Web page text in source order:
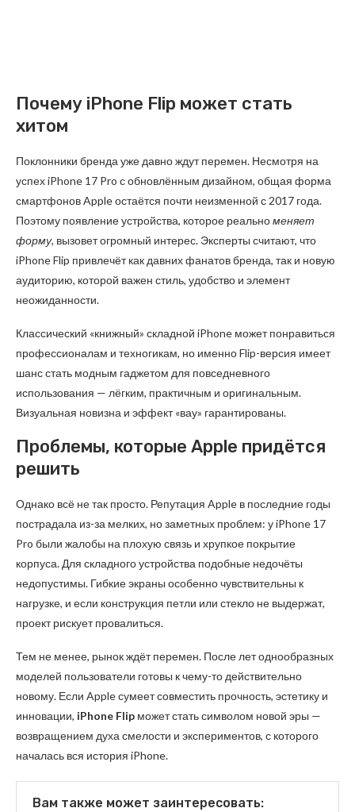
Почему iPhone Flip может стать
хитом
Поклонники бренда уже давно ждут перемен. Несмотря на
успех iPhone 17 Pro с обновлённым дизайном, общая форма
смартфонов Apple остаётся почти неизменной с 2017 года.
Поэтому появление устройства, которое реальноменяет
форму, вызовет огромный интерес. Эксперты считают, что
iPhone Flip привлечёт как давних фанатов бренда, так и новую
аудиторию, которой важен стиль, удобство и элемент
неожиданности.
Классический «книжный» складной iPhone может понравиться
профессионалам и техногикам, но именно Flip-версия имеет
шанс стать модным гаджетом для повседневного
использования — лёгким, практичным и оригинальным.
Визуальная новизна и эффект «вау» гарантированы.
Проблемы, которые Apple придётся
решить
Однако всё не так просто. Репутация Apple в последние годы
пострадала из-за мелких, но заметных проблем: у iPhone 17
Pro были жалобы на плохую связь и хрупкое покрытие
корпуса. Для складного устройства подобные недочёты
недопустимы. Гибкие экраны особенно чувствительны к
нагрузке, и если конструкция петли или стекло не выдержат,
проект рискует провалиться.
Тем не менее, рынок ждёт перемен. После лет однообразных
моделей пользователи готовы к чему-то действительно
новому. Если Apple сумеет совместить прочность, эстетику и
инновации, iPhone Flip может стать символом новой эры —
возвращением духа смелости и экспериментов, с которого
началась вся история iPhone.
Вам также может заинтересовать: